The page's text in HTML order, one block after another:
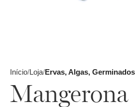
Início Loja Ervas, Algas,